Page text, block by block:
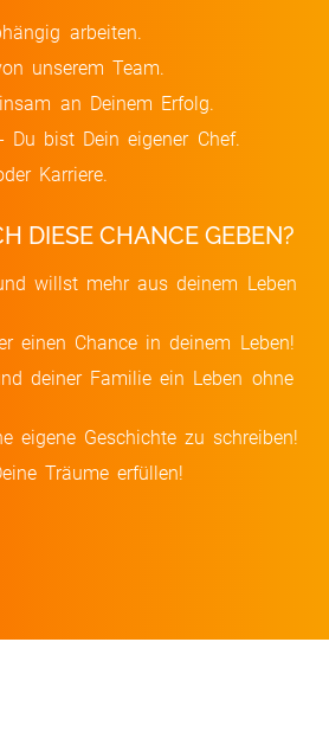
arbeiten.
unserem Team.
an Deinem Erfolg.
Du bist Dein eigener Chef.
Karriere.​
DIESE CHANCE GEBEN?
willst mehr aus deinem Leben
einen Chance in deinem Leben!
deiner Familie ein Leben ohne
eigene Geschichte zu schreiben!
Träume erfüllen!​